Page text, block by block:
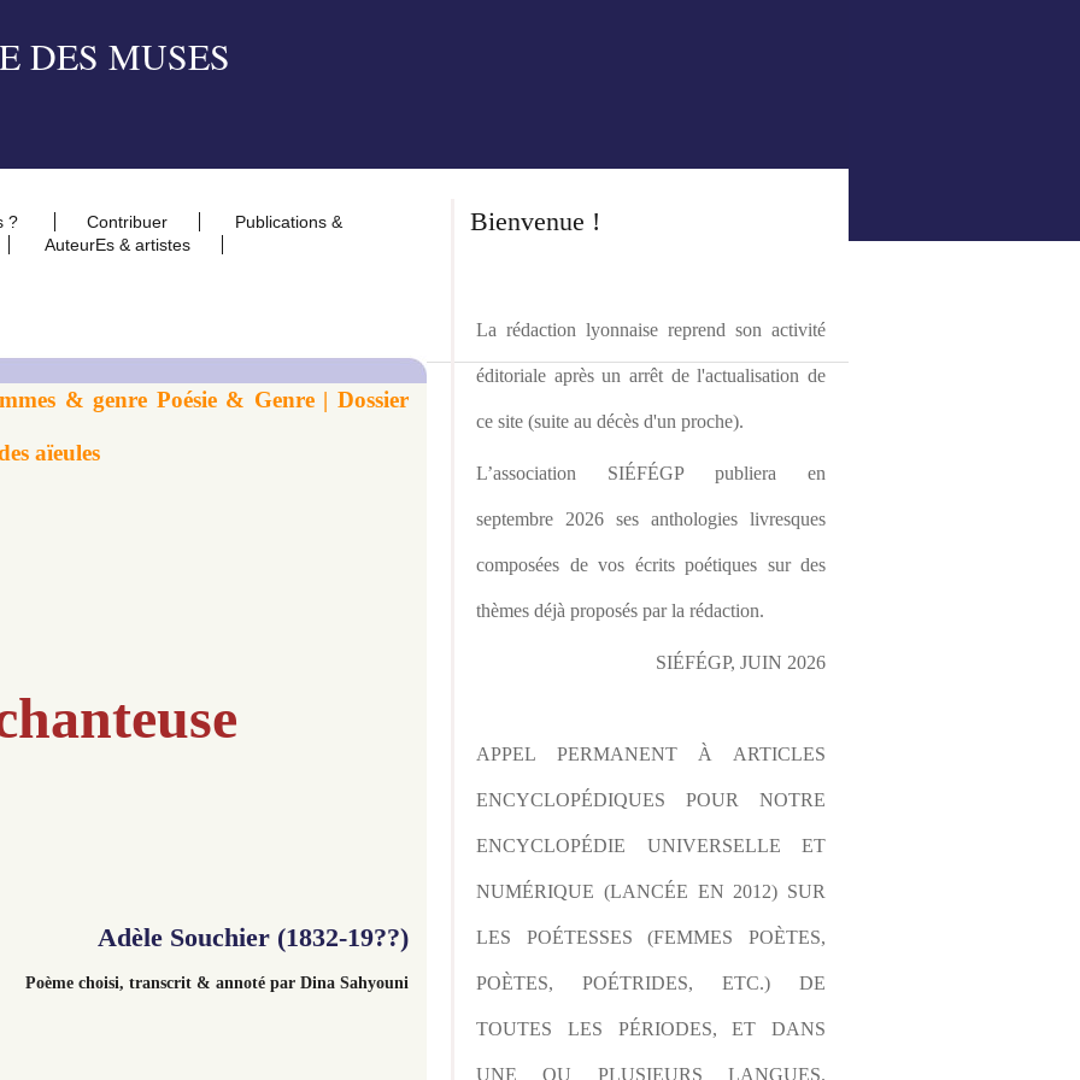
? Contribuer
Publications &
AuteurEs & artistes
& genre Poésie & Genre | Dossier
aïeules
Adèle Souchier (1832-19??)
Poème choisi, transcrit & annoté par Dina Sahyouni
Bienvenue !
La rédaction lyonnaise reprend son activité
éditoriale après un arrêt de l'actualisation de
ce site (suite au décès d'un proche).
L’association SIÉFÉGP publiera en
septembre 2026 ses anthologies livresques
composées de vos écrits poétiques sur des
thèmes déjà proposés par la rédaction.
SIÉFÉGP, JUIN 2026
APPEL PERMANENT À ARTICLES
ENCYCLOPÉDIQUES POUR NOTRE
ENCYCLOPÉDIE UNIVERSELLE ET
NUMÉRIQUE (LANCÉE EN 2012) SUR
LES POÉTESSES (FEMMES POÈTES,
POÈTES, POÉTRIDES, ETC.) DE
TOUTES LES PÉRIODES, ET DANS
UNE OU PLUSIEURS LANGUES.